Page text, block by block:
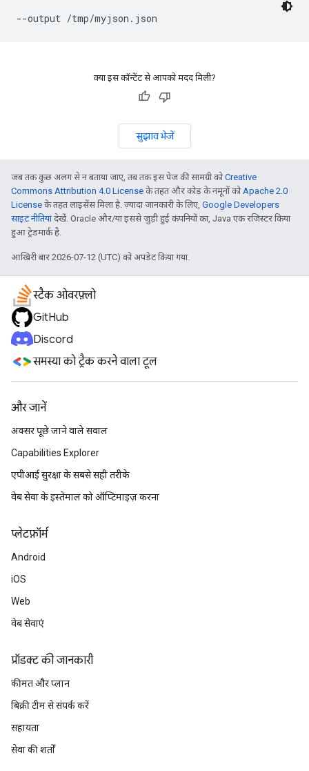
--output /tmp/myjson.json
क्या इस कॉन्टेंट से आपको मदद मिली?
सुझाव भेजें
जब तक कुछ अलग से न बताया जाए, तब तक इस पेज की सामग्री कोCreative
Commons Attribution 4.0 License के तहत और कोड के नमूनों कोApache 2.0
License के तहत लाइसेंस मिला है. ज़्यादा जानकारी के लिए, Google Developers
साइट नीतियांदेखें. Oracle और/या इससे जुड़ी हुई कंपनियों का, Java एक रजिस्टर किया
हुआ ट्रेडमार्क है.
आखिरी बार 2026-07-12 (UTC) को अपडेट किया गया.
स्टैक ओवरफ़्लो
GitHub
Discord
समस्या को ट्रैक करने वाला टूल
और जानें
अक्सर पूछे जाने वाले सवाल
Capabilities Explorer
एपीआई सुरक्षा के सबसे सही तरीके
वेब सेवा के इस्तेमाल को ऑप्टिमाइज़ करना
प्‍लेटफ़ॉर्म
Android
iOS
Web
वेब सेवाएं
प्रॉडक्ट की जानकारी
कीमत और प्लान
बिक्री टीम से संपर्क करें
सहायता
सेवा की शर्तों